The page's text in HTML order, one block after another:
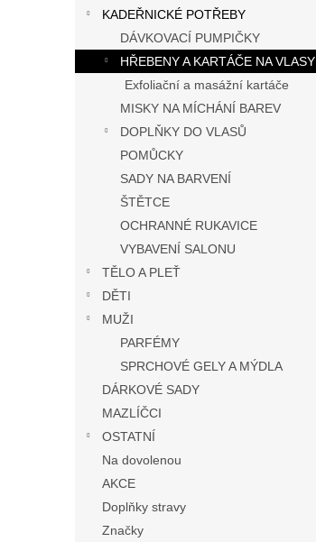
KADEŘNICKÉ POTŘEBY
DÁVKOVACÍ PUMPIČKY
HŘEBENY A KARTÁČE NA VLASY
Exfoliační a masážní kartáče
MISKY NA MÍCHÁNÍ BAREV
DOPLŇKY DO VLASŮ
POMŮCKY
SADY NA BARVENÍ
ŠTĚTCE
OCHRANNÉ RUKAVICE
VYBAVENÍ SALONU
TĚLO A PLEŤ
DĚTI
MUŽI
PARFÉMY
SPRCHOVÉ GELY A MÝDLA
DÁRKOVÉ SADY
MAZLÍČCI
OSTATNÍ
Na dovolenou
AKCE
Doplňky stravy
Značky